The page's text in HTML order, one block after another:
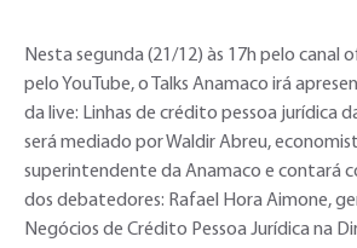
Nesta segunda (21/12) às 17h pelo canal
pelo YouTube, o Talks Anamaco irá
da live: Linhas de crédito pessoa jurídica
será mediado por Waldir Abreu,
superintendente da Anamaco e contará
dos debatedores: Rafael Hora Aimone,
Negócios de Crédito Pessoa Jurídica na